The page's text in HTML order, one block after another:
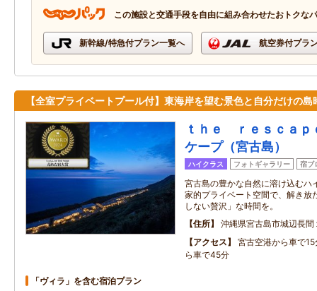
この施設と交通手段を自由に組み合わせたおトクな
新幹線/特急付プラン一覧へ 航空券付プラ
【全室プライベートプール付】東海岸を望む景色と自分だけの島
ｔｈｅ ｒｅｓｃａ
ケープ（宮古島）
ハイクラス フォトギャラリー 宿ブ
宮古島の豊かな自然に溶け込むハ
家的プライベート空間で、解き放
しない贅沢」な時間を。
住所
沖縄県宮古島市城辺長間
アクセス
宮古空港から車で
ら車で45分
「ヴィラ」を含む宿泊プラン